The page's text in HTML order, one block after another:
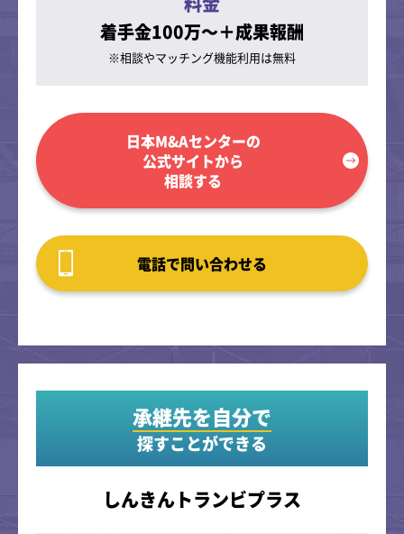
着手金100万～＋成果報酬
※相談やマッチング機能利用は無料
日本M&Aセンターの
公式サイトから
相談する
電話で問い合わせる
承継先を自分で
探すことができる
しんきんトランビプラス